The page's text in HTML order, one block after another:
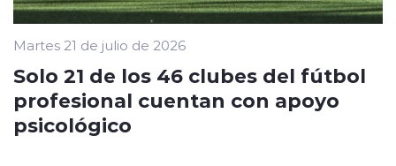
Martes 21 de julio de 2026
Solo 21 de los 46 clubes del fútbol
profesional cuentan con apoyo
psicológico